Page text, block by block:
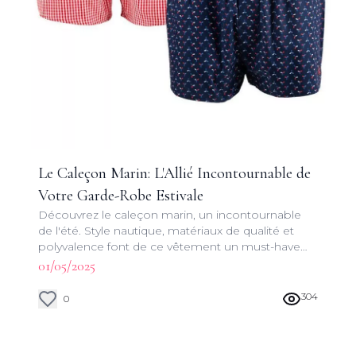
Le Caleçon Marin: L'Allié Incontournable de
Votre Garde-Robe Estivale
Découvrez le caleçon marin, un incontournable
de l'été. Style nautique, matériaux de qualité et
polyvalence font de ce vêtement un must-have
pour vos vacances au bord de l'eau.
01/05/2025
0 304